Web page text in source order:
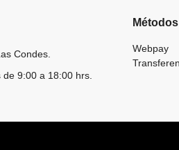
Condes.
9:00 a 18:00 hrs.
Webpay